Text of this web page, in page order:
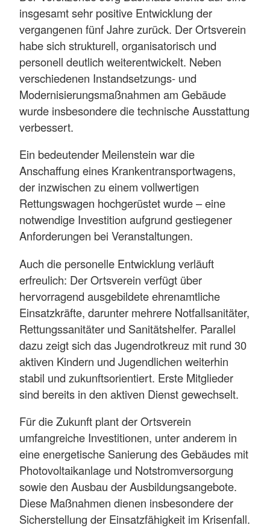
insgesamt sehr positive Entwicklung der
vergangenen fünf Jahre zurück. Der Ortsverein
habe sich strukturell, organisatorisch und
personell deutlich weiterentwickelt. Neben
verschiedenen Instandsetzungs- und
Modernisierungsmaßnahmen am Gebäude
wurde insbesondere die technische Ausstattung
verbessert.
Ein bedeutender Meilenstein war die
Anschaffung eines Krankentransportwagens,
der inzwischen zu einem vollwertigen
Rettungswagen hochgerüstet wurde – eine
notwendige Investition aufgrund gestiegener
Anforderungen bei Veranstaltungen.
Auch die personelle Entwicklung verläuft
erfreulich: Der Ortsverein verfügt über
hervorragend ausgebildete ehrenamtliche
Einsatzkräfte, darunter mehrere Notfallsanitäter,
Rettungssanitäter und Sanitätshelfer. Parallel
dazu zeigt sich das Jugendrotkreuz mit rund 30
aktiven Kindern und Jugendlichen weiterhin
stabil und zukunftsorientiert. Erste Mitglieder
sind bereits in den aktiven Dienst gewechselt.
Für die Zukunft plant der Ortsverein
umfangreiche Investitionen, unter anderem in
eine energetische Sanierung des Gebäudes mit
Photovoltaikanlage und Notstromversorgung
sowie den Ausbau der Ausbildungsangebote.
Diese Maßnahmen dienen insbesondere der
Sicherstellung der Einsatzfähigkeit im Krisenfall.